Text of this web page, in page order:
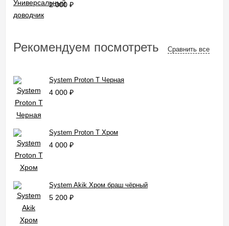
2 000 ₽
Рекомендуем посмотреть Сравнить все
System Proton T Черная
4 000 ₽
System Proton T Хром
4 000 ₽
System Akik Хром браш чёрный
5 200 ₽